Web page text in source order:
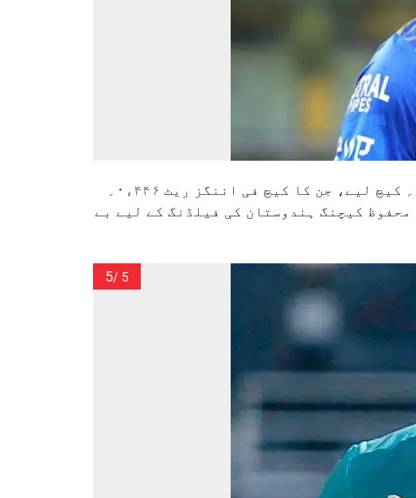
روہت شرما (ہندوستان):۴۷؍ ٹی ۲۰؍ ورلڈ کپ میچز میں روہت شرما نے۲۱؍ کیچ لیے، جن کا کیچ فی اننگز ریٹ ۴۴۶ء۰؍
کیچنگ ہندوستان کی فیلڈنگ کے لیے بے
5/ 5